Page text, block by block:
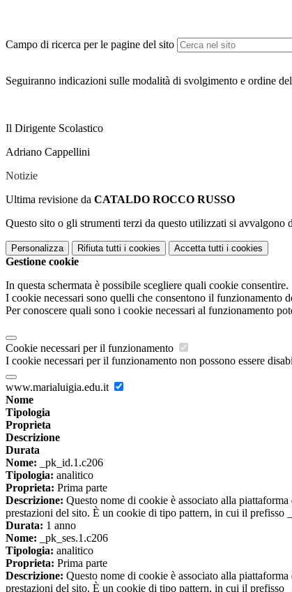
Campo di ricerca per le pagine del sito
Seguiranno indicazioni sulle modalità di svolgimento e ordine
Il Dirigente Scolastico
Adriano Cappellini
Notizie
Ultima revisione da CATALDO ROCCO RUSSO
Questo sito o gli strumenti terzi da questo utilizzati si
Personalizza Rifiuta tutti i cookies Accetta tutti i cookies
Gestione cookie
In questa schermata è possibile scegliere quali cookie consentire.
I cookie necessari sono quelli che consentono il funzionamento
Per conoscere quali sono i cookie necessari al funzionamento
Cookie necessari per il funzionamento
I cookie necessari per il funzionamento non possono essere
www.marialuigia.edu.it
Nome
Tipologia
Proprieta
Descrizione
Durata
Nome: _pk_id.1.c206
Tipologia: analitico
Proprieta: Prima parte
Descrizione: Questo nome di cookie è associato alla
prestazioni del sito. È un cookie di tipo pattern, in cui il prefisso
Durata: 1 anno
Nome: _pk_ses.1.c206
Tipologia: analitico
Proprieta: Prima parte
Descrizione: Questo nome di cookie è associato alla
prestazioni del sito. È un cookie di tipo pattern, in cui il prefisso